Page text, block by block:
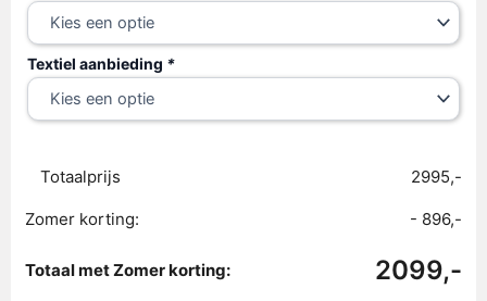
Textiel aanbieding *
Totaalprijs 2995,-
Zomer korting: - 896,-
Totaal met Zomer korting: 2099,-